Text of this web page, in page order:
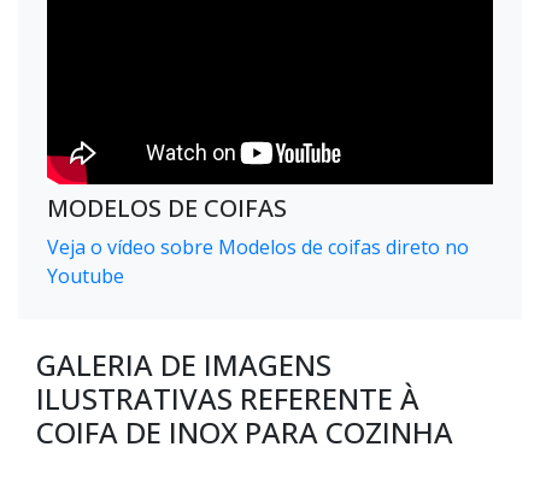
MODELOS DE COIFAS
Veja o vídeo sobre Modelos de coifas direto no
Youtube
GALERIA DE IMAGENS
ILUSTRATIVAS REFERENTE À
COIFA DE INOX PARA COZINHA